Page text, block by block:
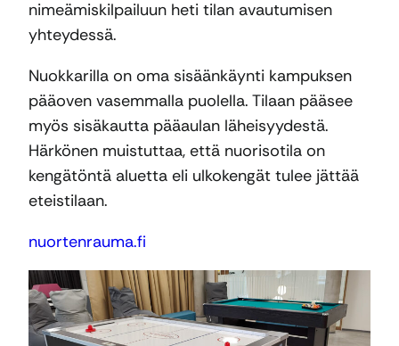
nimeämiskilpailuun heti tilan avautumisen
yhteydessä.
Nuokkarilla on oma sisäänkäynti kampuksen
pääoven vasemmalla puolella. Tilaan pääsee
myös sisäkautta pääaulan läheisyydestä.
Härkönen muistuttaa, että nuorisotila on
kengätöntä aluetta eli ulkokengät tulee jättää
eteistilaan.
nuortenrauma.fi